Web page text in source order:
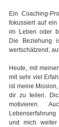
Ein Coaching-
fokussiert auf
im Leben oder
Die Beziehung
wertschätzend,
Heute, mit
mit sehr viel
ist meine
dir zu teilen.
motivieren.
und mich